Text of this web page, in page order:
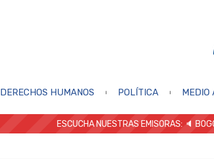
DERECHOS HUMANOS POLÍTICA MEDIO
ESCUCHA NUESTRAS EMISORAS: 🔈